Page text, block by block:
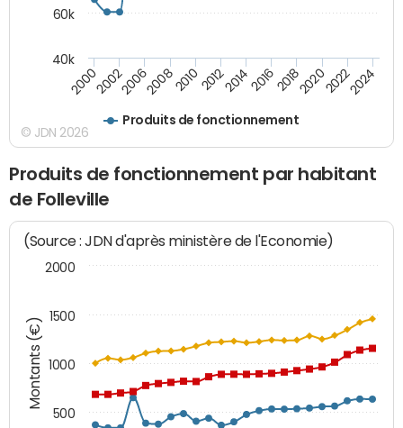
Produits de fonctionnement
200020022006200820102012201420162018202020222024
40k
60k
© JDN 2026
Produits de fonctionnement par habitant
de Folleville
Montants (€)
(Source : JDN d'après ministère de l'Economie)
500
1000
1500
2000